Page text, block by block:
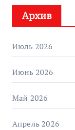
Архив
Июль 2026
Июнь 2026
Май 2026
Апрель 2026